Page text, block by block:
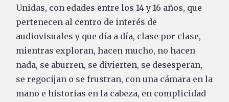
Unidas, con edades entre los 14 y 16 años, que
pertenecen al centro de interés de
audiovisuales y que día a día, clase por clase,
mientras exploran, hacen mucho, no hacen
nada, se aburren, se divierten, se desesperan,
se regocijan o se frustran, con una cámara en la
mano e historias en la cabeza, en complicidad